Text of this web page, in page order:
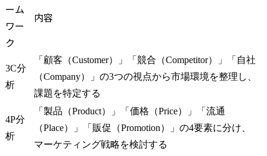
ーム
ワー
ク
内容
3C分
析
「顧客（Customer）」「競合（Competitor）」「自社
（Company）」の3つの視点から市場環境を整理し、
課題を特定する
4P分
析
「製品（Product）」「価格（Price）」「流通
（Place）」「販促（Promotion）」の4要素に分け、
マーケティング戦略を検討する